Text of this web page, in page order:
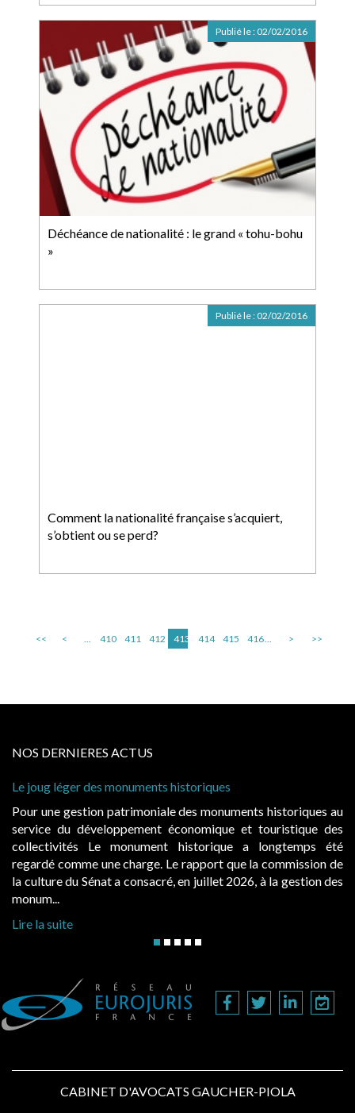
Déchéance de nationalité : le grand « tohu-bohu
»
Publié le : 02/02/2016
Comment la nationalité française s’acquiert,
s’obtient ou se perd?
Publié le : 02/02/2016
<< < ... 410 411 412 413 414 415 416... > >>
NOS DERNIERES ACTUS
historiques
des monuments historiques au
économique et touristique des
historique a longtemps été
Le rapport que la commission de
consacré, en juillet 2026, à la gestion des
Cabines de plage : le
Evocatrices des
également un beau
public, elles donnent
d’occupation. Saisies
CABINET D'AVOCATS GAUCHER-PIOLA